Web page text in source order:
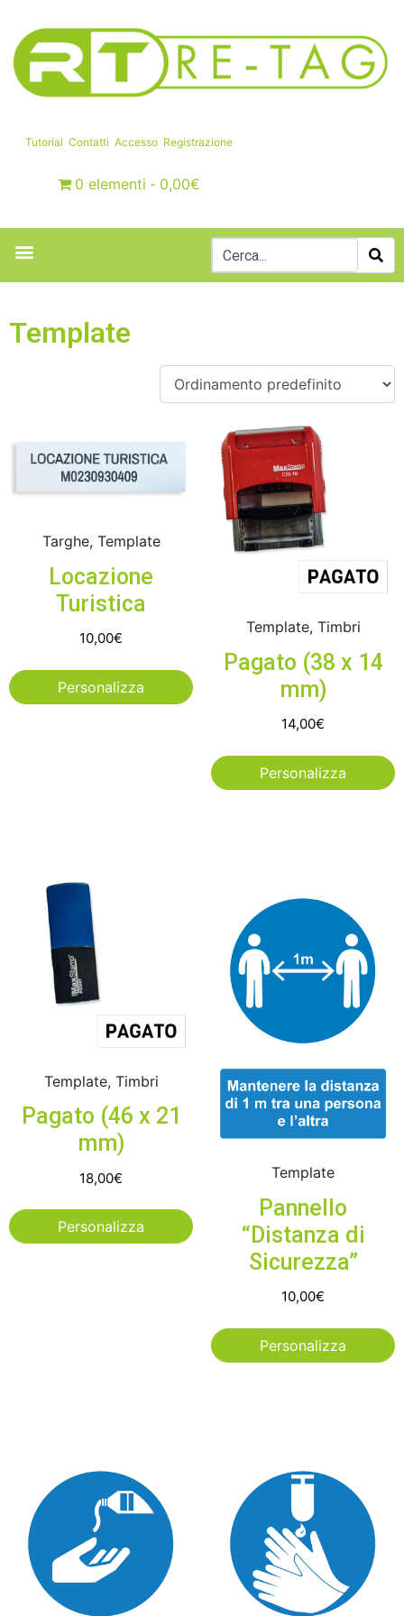
Tutorial Contatti Accesso Registrazione
0 elementi 0,00€
Template
Targhe, Template
Locazione
Turistica
10,00€
Personalizza
Template, Timbri
Pagato (38 x 14
mm)
14,00€
Personalizza
Template, Timbri
Pagato (46 x 21
mm)
18,00€
Personalizza
Template
Pannello
“Distanza di
Sicurezza”
10,00€
Personalizza